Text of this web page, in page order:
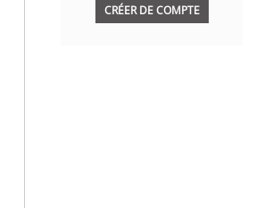
CRÉER DE COMPTE